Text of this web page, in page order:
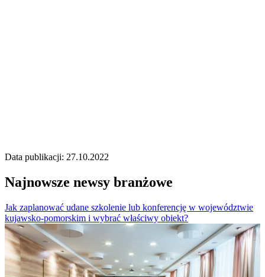
Data publikacji: 27.10.2022
Najnowsze newsy branżowe
Jak zaplanować udane szkolenie lub konferencję w województwie
kujawsko-pomorskim i wybrać właściwy obiekt?